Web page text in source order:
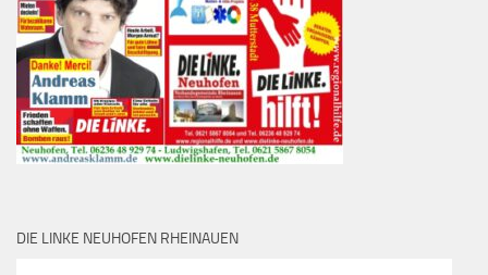
DIE LINKE NEUHOFEN RHEINAUEN